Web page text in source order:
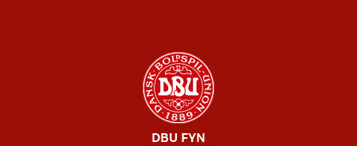
DBU FYN